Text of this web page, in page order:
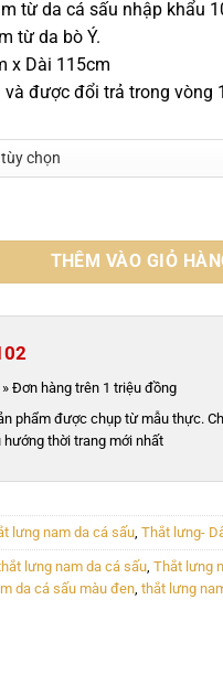
từ da cá sấu nhập khẩu
từ da bò Ý.
x Dài 115cm
được đổi trả trong vòng
khóa cao cấp - TDEVT0113S
THÊM VÀO GIỎ
Đơn hàng trên 1 triệu đồng
phẩm được chụp từ mẫu thực.
thời trang mới nhất
lưng nam da cá sấu, Thắt lưng-
lưng nam da cá sấu, Thắt lưng
da cá sấu màu đen, thắt lưng